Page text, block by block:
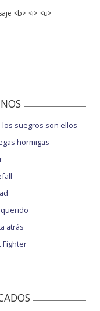
<b> <i> <u>
los suegros son ellos
hormigas
atrás
Fighter